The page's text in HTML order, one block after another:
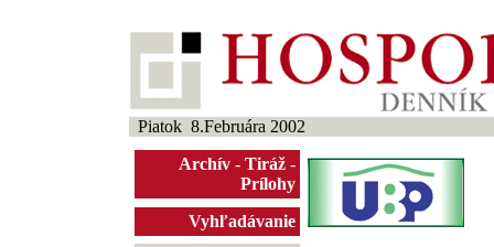
Piatok 8.Februára 2002
Archív - Tiráž -
Prílohy
Vyhľadávanie